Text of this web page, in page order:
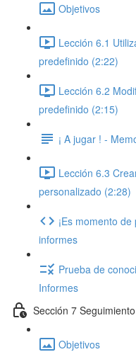
Objetivos
Lección 6.1
predefinido (2:22)
Lección 6.2
predefinido (2:15)
¡ A jugar ! -
Lección 6.3
personalizado (2:28)
¡Es momento
informes
Prueba de
Informes
Sección 7
Objetivos